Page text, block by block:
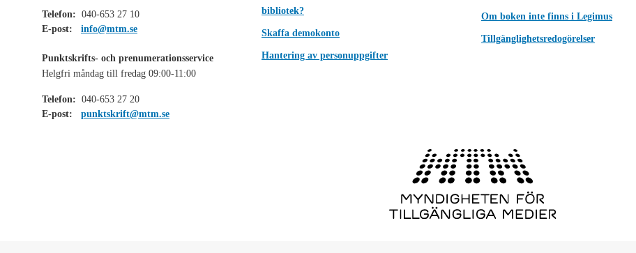
Telefon: 040-653 27 10
E-post:
info@mtm.se
Punktskrifts- och prenumerationsservice
Helgfri måndag till fredag 09:00-11:00
Telefon: 040-653 27 20
E-post:
punktskrift@mtm.se
bibliotek?
Skaffa demokonto
Hantering av personuppgifter
Om boken inte finns i Legimus
Tillgänglighetsredogörelser